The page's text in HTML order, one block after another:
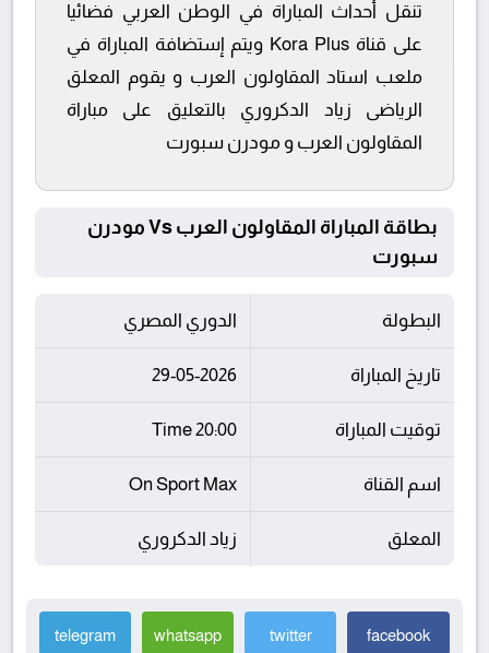
تنقل أحداث المباراة في الوطن العربي فضائيا
على قناة Kora Plus ويتم إستضافة المباراة في
ملعب استاد المقاولون العرب و يقوم المعلق
الرياضى زياد الدكروري بالتعليق على مباراة
المقاولون العرب و مودرن سبورت
بطاقة المباراة المقاولون العرب Vs مودرن
سبورت
البطولة الدوري المصري
تاريخ المباراة 29-05-2026
توقيت المباراة 20:00 Time
اسم القناة On Sport Max
المعلق زياد الدكروري
facebook
twitter
whatsapp
telegram